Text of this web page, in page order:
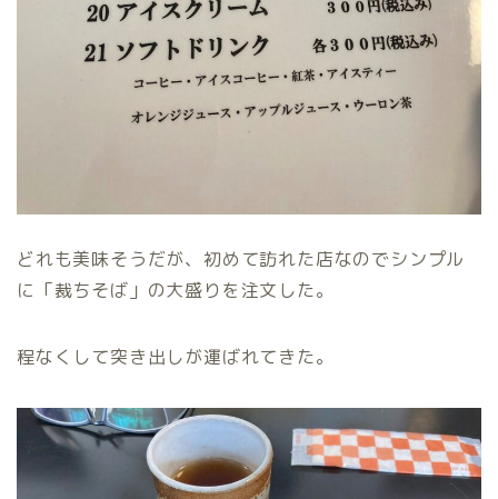
どれも美味そうだが、初めて訪れた店なのでシンプル
に「裁ちそば」の大盛りを注文した。
程なくして突き出しが運ばれてきた。